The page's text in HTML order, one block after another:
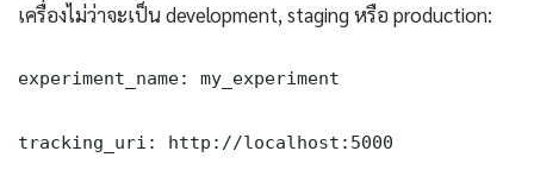
เครื่องไม่ว่าจะเป็น development, staging หรือ production:
experiment_name: my_experiment
tracking_uri: http://localhost:5000